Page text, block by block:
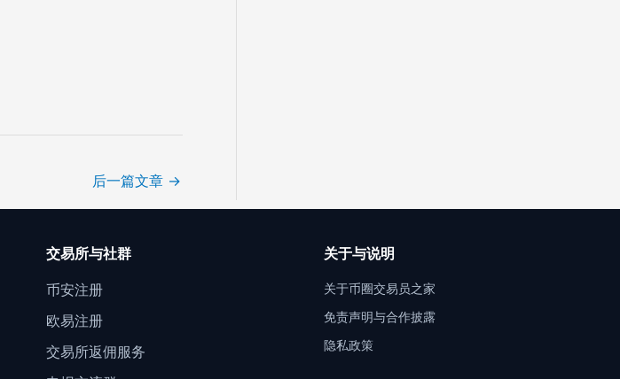
后一篇文章 →
交易所与社群
币安注册
欧易注册
交易所返佣服务
关于与说明
关于币圈交易员之家
免责声明与合作披露
隐私政策